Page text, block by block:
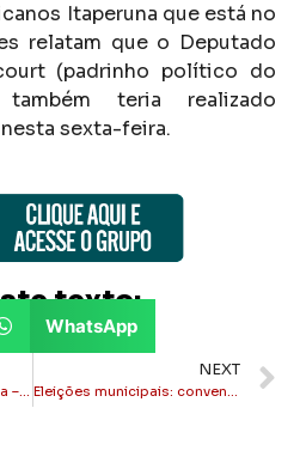
Itaperuna que está no
relatam que o Deputado
(padrinho político do
teria realizado
sexta-feira.
texto:
WhatsApp
Crise do Lixo em Itaperuna – ameaça de protesto em frente a Câmara Municipal
NEXT
Eleições municipais: convenções partidárias começam neste sábado